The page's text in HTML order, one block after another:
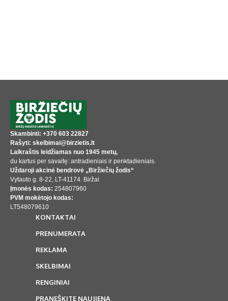
Skambinti: +370 603 22827
Rašyti: skelbimai@birzietis.lt
Laikraštis leidžiamas nuo 1945 metų,
du kartus per savaitę: antradieniais ir penktadieniais.
Uždaroji akcinė bendrovė „Biržiečių žodis“
Vytauto g. 8-22, LT-41174. Biržai
Įmonės kodas: 254807960
PVM mokėtojo kodas:
LT548079610
KONTAKTAI
PRENUMERATA
REKLAMA
SKELBIMAI
RENGINIAI
PRANEŠKITE NAUJIENĄ